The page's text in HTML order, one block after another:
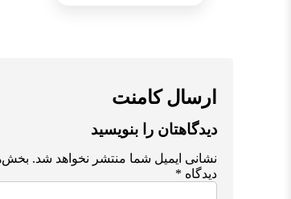
ارسال کامنت
دیدگاهتان را بنویسید
نشانی ایمیل شما منتشر نخواهد شد.
دیدگاه *